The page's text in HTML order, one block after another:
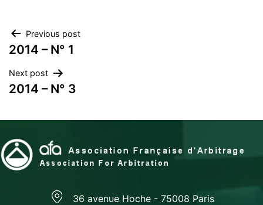
Navegación
de
entradas
Previous post
2014 – N° 1
Next post
2014 – N° 3
36 avenue Hoche - 75008 Paris